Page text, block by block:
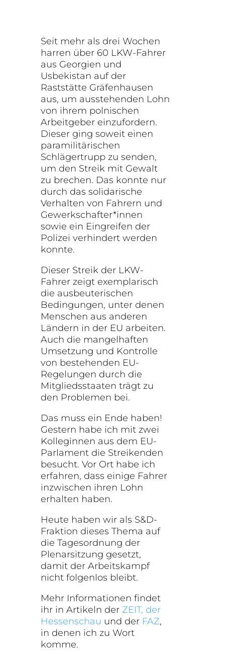
Seit mehr als drei Wochen
harren über 60 LKW-Fahrer
aus Georgien und
Usbekistan auf der
Raststätte Gräfenhausen
aus, um ausstehenden Lohn
von ihrem polnischen
Arbeitgeber einzufordern.
Dieser ging soweit einen
paramilitärischen
Schlägertrupp zu senden,
um den Streik mit Gewalt
zu brechen. Das konnte nur
durch das solidarische
Verhalten von Fahrern und
Gewerkschafter*innen
sowie ein Eingreifen der
Polizei verhindert werden
konnte.
Dieser Streik der LKW-
Fahrer zeigt exemplarisch
die ausbeuterischen
Bedingungen, unter denen
Menschen aus anderen
Ländern in der EU arbeiten.
Auch die mangelhaften
Umsetzung und Kontrolle
von bestehenden EU-
Regelungen durch die
Mitgliedsstaaten trägt zu
den Problemen bei.
Das muss ein Ende haben!
Gestern habe ich mit zwei
Kolleginnen aus dem EU-
Parlament die Streikenden
besucht. Vor Ort habe ich
erfahren, dass einige Fahrer
inzwischen ihren Lohn
erhalten haben.
Heute haben wir als S&D-
Fraktion dieses Thema auf
die Tagesordnung der
Plenarsitzung gesetzt,
damit der Arbeitskampf
nicht folgenlos bleibt.
Mehr Informationen findet
ihr in Artikeln der ZEIT, der
Hessenschau und der FAZ,
in denen ich zu Wort
komme.